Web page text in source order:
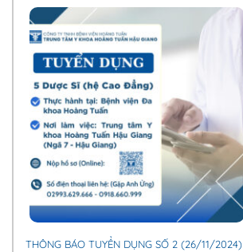
THÔNG BÁO TUYỂN DỤNG SỐ 2 (26/11/2024)